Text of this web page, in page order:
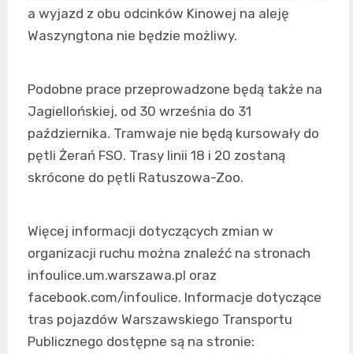
a wyjazd z obu odcinków Kinowej na aleję
Waszyngtona nie będzie możliwy.
Podobne prace przeprowadzone będą także na
Jagiellońskiej, od 30 września do 31
października. Tramwaje nie będą kursowały do
pętli Żerań FSO. Trasy linii 18 i 20 zostaną
skrócone do pętli Ratuszowa-Zoo.
Więcej informacji dotyczących zmian w
organizacji ruchu można znaleźć na stronach
infoulice.um.warszawa.pl oraz
facebook.com/infoulice. Informacje dotyczące
tras pojazdów Warszawskiego Transportu
Publicznego dostępne są na stronie: